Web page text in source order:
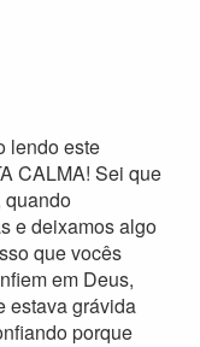
lendo este
CALMA! Sei que
quando
e deixamos algo
que vocês
em Deus,
estava grávida
porque